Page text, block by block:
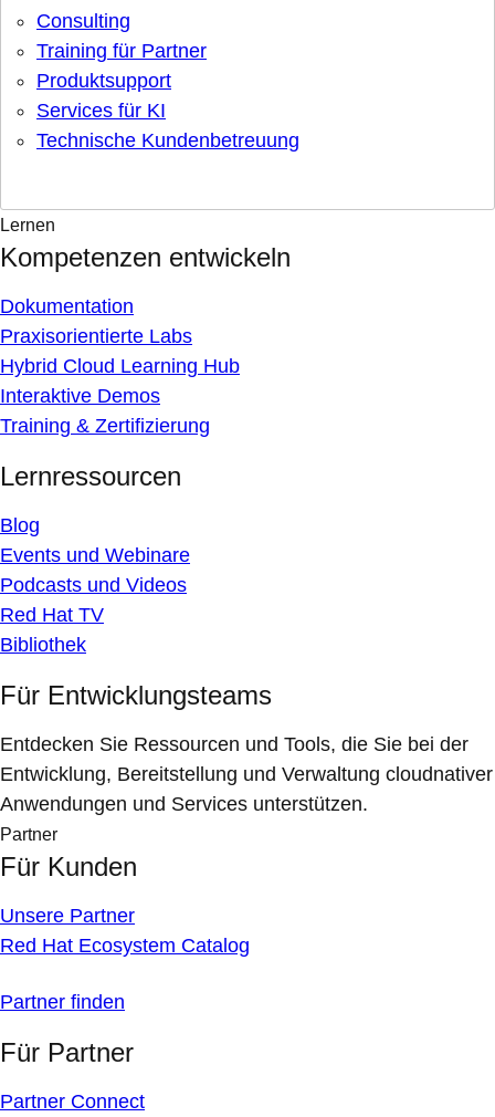
Consulting
Training für Partner
Produktsupport
Services für KI
Technische Kundenbetreuung
Lernen
Kompetenzen entwickeln
Dokumentation
Praxisorientierte Labs
Hybrid Cloud Learning Hub
Interaktive Demos
Training & Zertifizierung
Lernressourcen
Blog
Events und Webinare
Podcasts und Videos
Red Hat TV
Bibliothek
Für Entwicklungsteams
Entdecken Sie Ressourcen und Tools, die Sie bei der
Entwicklung, Bereitstellung und Verwaltung cloudnativer
Anwendungen und Services unterstützen.
Partner
Für Kunden
Unsere Partner
Red Hat Ecosystem Catalog
Partner finden
Für Partner
Partner Connect